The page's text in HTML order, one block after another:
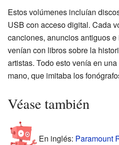
Estos volúmenes incluían
USB con acceso digital. Cada
canciones, anuncios antiguos
venían con libros sobre la
artistas. Todo esto venía en
mano, que imitaba los
Véase también
En inglés: Paramount